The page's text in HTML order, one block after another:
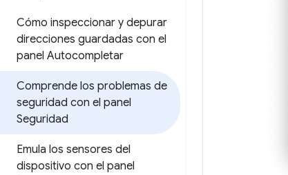
Cómo inspeccionar y depurar
direcciones guardadas con el
panel Autocompletar
Comprende los problemas de
seguridad con el panel
Seguridad
Emula los sensores del
dispositivo con el panel